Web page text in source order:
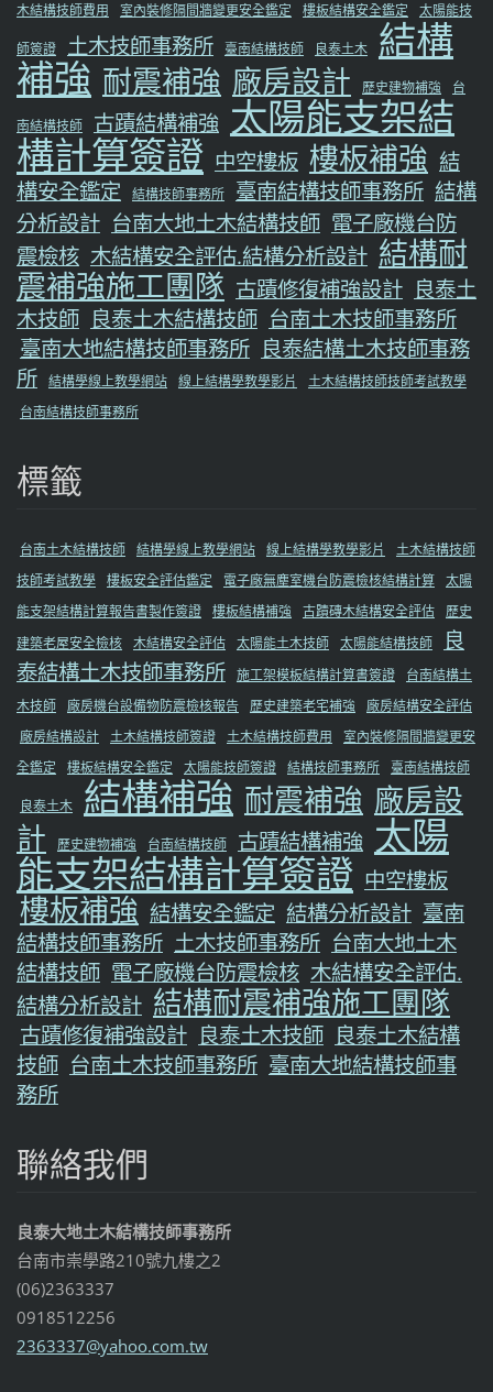
木結構技師費用
室內裝修隔間牆變更安全鑑定 樓板結構安全鑑定 太陽能技
師簽證 土木技師事務所 臺南結構技師 良泰土木 結構
補強 耐震補強 廠房設計 歷史建物補強 台
南結構技師 古蹟結構補強 太陽能支架結
構計算簽證 中空樓板 樓板補強 結
構安全鑑定
結構技師事務所 臺南結構技師事務所 結構
分析設計 台南大地土木結構技師 電子廠機台防
震檢核 木結構安全評估.結構分析設計 結構耐
震補強施工團隊 古蹟修復補強設計 良泰土
木技師 良泰土木結構技師 台南土木技師事務所
臺南大地結構技師事務所 良泰結構土木技師事務
所 結構學線上教學網站 線上結構學教學影片
土木結構技師技師考試教學
台南結構技師事務所
標籤
台南土木結構技師 結構學線上教學網站 線上結構學教學影片
土木結構技師
技師考試教學 樓板安全評估鑑定 電子廠無塵室機台防震檢核結構計算 太陽
能支架結構計算報告書製作簽證 樓板結構補強 古蹟磚木結構安全評估 歷史
建築老屋安全檢核 木結構安全評估 太陽能土木技師 太陽能結構技師
良
泰結構土木技師事務所 施工架模板結構計算書簽證
台南結構土
木技師 廠房機台設備物防震檢核報告 歷史建築老宅補強
廠房結構安全評估
廠房結構設計 土木結構技師簽證 土木結構技師費用
室內裝修隔間牆變更安
全鑑定
樓板結構安全鑑定 太陽能技師簽證 結構技師事務所 臺南結構技師
良泰土木 結構補強 耐震補強 廠房設
計
歷史建物補強 台南結構技師 古蹟結構補強 太陽
能支架結構計算簽證 中空樓板
樓板補強 結構安全鑑定 結構分析設計 臺南
結構技師事務所 土木技師事務所 台南大地土木
結構技師 電子廠機台防震檢核 木結構安全評估.
結構分析設計 結構耐震補強施工團隊
古蹟修復補強設計 良泰土木技師 良泰土木結構
技師 台南土木技師事務所 臺南大地結構技師事
務所
聯絡我們
良泰大地土木結構技師事務所
台南市崇學路210號九樓之2
(06)2363337
0918512256
2363337@yahoo.com.tw